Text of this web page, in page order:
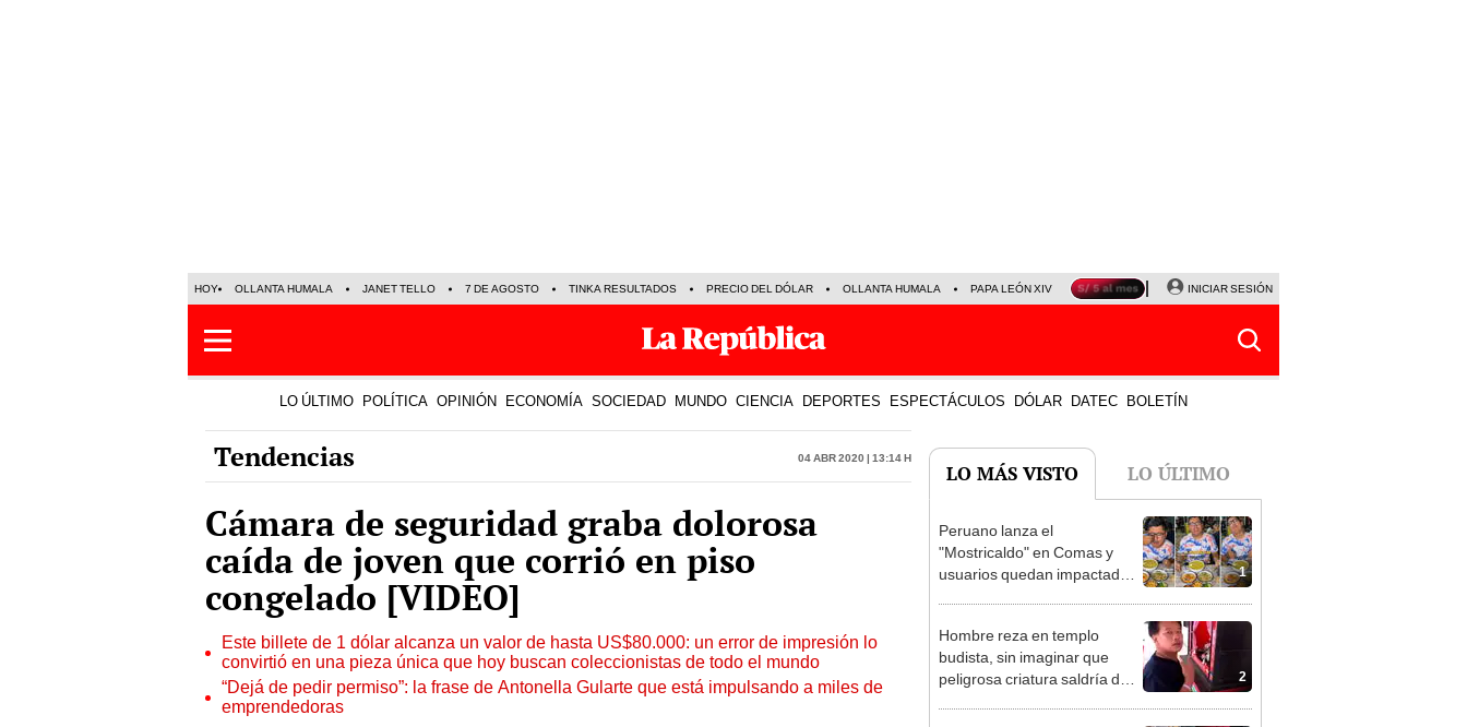
HOY OLLANTA HUMALA JANET TELLO 7 DE AGOSTO TINKA RESULTADOS PRECIO DEL DÓLAR OLLANTA HUMALA PAPA LEÓN XIV NALDY SALDAÑA LA BELLA LUZ
INICIAR SESIÓN
LO ÚLTIMO POLÍTICA OPINIÓN ECONOMÍA SOCIEDAD MUNDO CIENCIA DEPORTES ESPECTÁCULOS DÓLAR DATEC BOLETÍN
Tendencias 04 Abr 2020 | 13:14 h
Cámara de seguridad graba dolorosa
caída de joven que corrió en piso
congelado [VIDEO]
Este billete de 1 dólar alcanza un valor de hasta US$80.000: un error de impresión lo
convirtió en una pieza única que hoy buscan coleccionistas de todo el mundo
“Dejá de pedir permiso”: la frase de Antonella Gularte que está impulsando a miles de
emprendedoras
LO MÁS VISTO LO ÚLTIMO
1
Peruano lanza el
"Mostricaldo" en Comas y
usuarios quedan impactados
2
Hombre reza en templo
budista, sin imaginar que
peligrosa criatura saldría de